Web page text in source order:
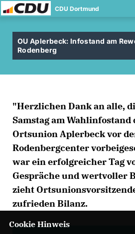
CDU Dortmund
OU Aplerbeck: Infostand am
Rodenberg
"Herzlichen Dank an alle,
Samstag am Wahlinfostand
Ortsunion Aplerbeck vor
Rodenbergcenter
war ein erfolgreicher Tag
Gespräche und wertvoller
zieht
zufrieden Bilanz.
Cookie Hinweis